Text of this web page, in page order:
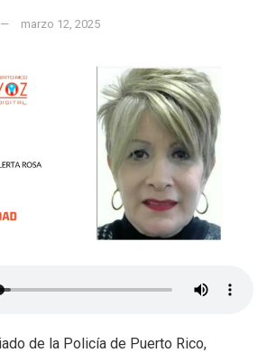
marzo 12, 2025
de la Policía de Puerto Rico,